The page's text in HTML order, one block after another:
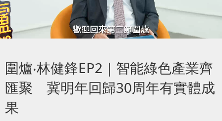
圍爐‧林健鋒EP2｜智能綠色產業齊
匯聚 冀明年回歸30周年有實體成
果